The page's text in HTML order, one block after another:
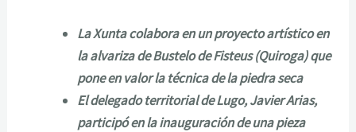
La Xunta colabora en un proyecto artístico en
la alvariza de Bustelo de Fisteus (Quiroga) que
pone en valor la técnica de la piedra seca
El delegado territorial de Lugo, Javier Arias,
participó en la inauguración de una pieza